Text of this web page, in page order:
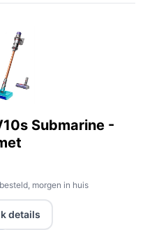
Submarine -
morgen in huis
details